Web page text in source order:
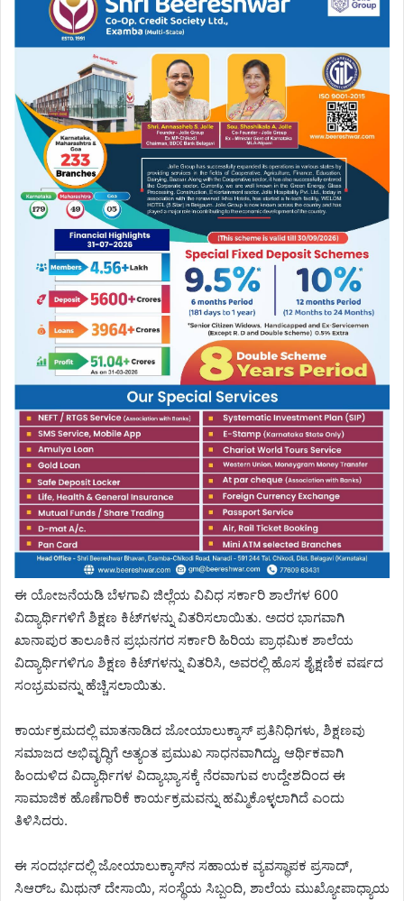
ಈ ಯೋಜನೆಯಡಿ ಬೆಳಗಾವಿ ಜಿಲ್ಲೆಯ ವಿವಿಧ ಸರ್ಕಾರಿ ಶಾಲೆಗಳ 600
ವಿದ್ಯಾರ್ಥಿಗಳಿಗೆ ಶಿಕ್ಷಣ ಕಿಟ್‌ಗಳನ್ನು ವಿತರಿಸಲಾಯಿತು. ಅದರ ಭಾಗವಾಗಿ
ಖಾನಾಪುರ ತಾಲೂಕಿನ ಪ್ರಭುನಗರ ಸರ್ಕಾರಿ ಹಿರಿಯ ಪ್ರಾಥಮಿಕ ಶಾಲೆಯ
ವಿದ್ಯಾರ್ಥಿಗಳಿಗೂ ಶಿಕ್ಷಣ ಕಿಟ್‌ಗಳನ್ನು ವಿತರಿಸಿ, ಅವರಲ್ಲಿ ಹೊಸ ಶೈಕ್ಷಣಿಕ ವರ್ಷದ
ಸಂಭ್ರಮವನ್ನು ಹೆಚ್ಚಿಸಲಾಯಿತು.
ಕಾರ್ಯಕ್ರಮದಲ್ಲಿ ಮಾತನಾಡಿದ ಜೋಯಾಲುಕ್ಕಾಸ್ ಪ್ರತಿನಿಧಿಗಳು, ಶಿಕ್ಷಣವು
ಸಮಾಜದ ಅಭಿವೃದ್ಧಿಗೆ ಅತ್ಯಂತ ಪ್ರಮುಖ ಸಾಧನವಾಗಿದ್ದು, ಆರ್ಥಿಕವಾಗಿ
ಹಿಂದುಳಿದ ವಿದ್ಯಾರ್ಥಿಗಳ ವಿದ್ಯಾಭ್ಯಾಸಕ್ಕೆ ನೆರವಾಗುವ ಉದ್ದೇಶದಿಂದ ಈ
ಸಾಮಾಜಿಕ ಹೊಣೆಗಾರಿಕೆ ಕಾರ್ಯಕ್ರಮವನ್ನು ಹಮ್ಮಿಕೊಳ್ಳಲಾಗಿದೆ ಎಂದು
ತಿಳಿಸಿದರು.
ಈ ಸಂದರ್ಭದಲ್ಲಿ ಜೋಯಾಲುಕ್ಕಾಸ್‌ನ ಸಹಾಯಕ ವ್ಯವಸ್ಥಾಪಕ ಪ್ರಸಾದ್,
ಸಿಆರ್‌ಒ ಮಿಥುನ್ ದೇಸಾಯಿ, ಸಂಸ್ಥೆಯ ಸಿಬ್ಬಂದಿ, ಶಾಲೆಯ ಮುಖ್ಯೋಪಾಧ್ಯಾಯ